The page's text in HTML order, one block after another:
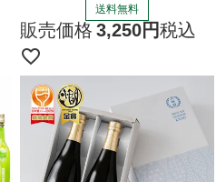
送料無料
販売価格 3,250 税込